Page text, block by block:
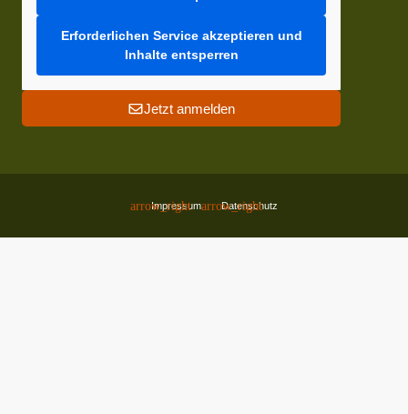
Erforderlichen Service akzeptieren und
Inhalte entsperren
Jetzt anmelden
Impressum Datenschutz